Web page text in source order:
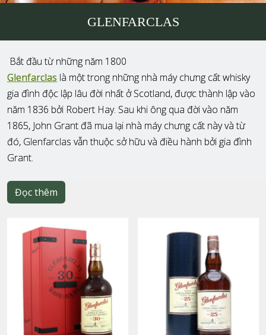
GLENFARCLAS
Bắt đầu từ những năm 1800
Glenfarclas là một trong những nhà máy chưng cất whisky
gia đình độc lập lâu đời nhất ở Scotland, được thành lập vào
năm 1836 bởi Robert Hay. Sau khi ông qua đời vào năm
1865, John Grant đã mua lại nhà máy chưng cất này và từ
đó, Glenfarclas vẫn thuộc sở hữu và điều hành bởi gia đình
Grant.
Đọc thêm